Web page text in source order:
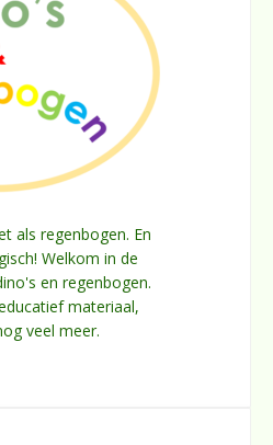
als regenbogen. En
Welkom in de
en regenbogen.
materiaal,
veel meer.